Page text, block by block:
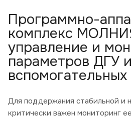
Программно-
комплекс
управление и
параметров ДГУ и
Для поддержания стабильной и
критически важен мониторинг